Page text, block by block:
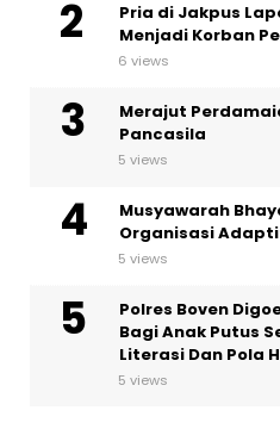
Pria di Jakpus
Menjadi Korban
6 views
Merajut
Pancasila
5 views
Musyawarah
Organisasi
5 views
Polres Boven
Bagi Anak Putus
Literasi Dan Pola
5 views